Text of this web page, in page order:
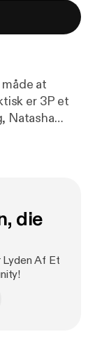
at
er 3P et
Natasha
her citat
grund (...)
kritisk
tanker, der
vi ser os
die
Lyden Af Et